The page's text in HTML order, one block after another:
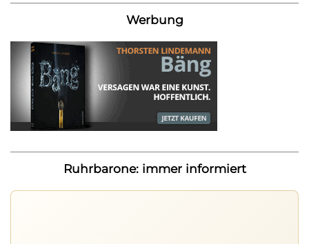
Werbung
Ruhrbarone: immer informiert